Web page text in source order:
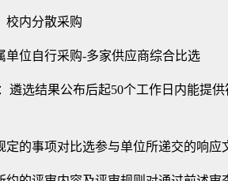
校内分散采购
单位自行采购-多家供应商综合比选
遴选结果公布后起50个工作日内能提
定的事项对比选参与单位所递交的响应